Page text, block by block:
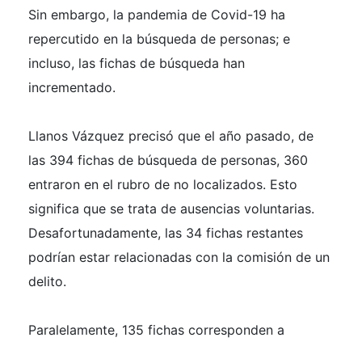
Sin embargo, la pandemia de Covid-19 ha
repercutido en la búsqueda de personas; e
incluso, las fichas de búsqueda han
incrementado.
Llanos Vázquez precisó que el año pasado, de
las 394 fichas de búsqueda de personas, 360
entraron en el rubro de no localizados. Esto
significa que se trata de ausencias voluntarias.
Desafortunadamente, las 34 fichas restantes
podrían estar relacionadas con la comisión de un
delito.
Paralelamente, 135 fichas corresponden a